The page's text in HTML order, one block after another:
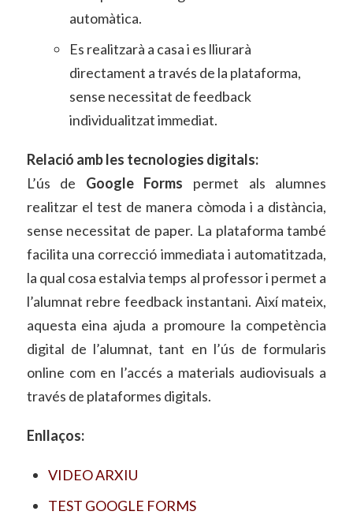
automàtica.
Es realitzarà a casa i es lliurarà
directament a través de la plataforma,
sense necessitat de feedback
individualitzat immediat.
Relació amb les tecnologies digitals:
L’ús de Google Forms permet als alumnes
realitzar el test de manera còmoda i a distància,
sense necessitat de paper. La plataforma també
facilita una correcció immediata i automatitzada,
la qual cosa estalvia temps al professor i permet a
l’alumnat rebre feedback instantani. Així mateix,
aquesta eina ajuda a promoure la competència
digital de l’alumnat, tant en l’ús de formularis
online com en l’accés a materials audiovisuals a
través de plataformes digitals.
Enllaços:
VIDEO ARXIU
TEST GOOGLE FORMS